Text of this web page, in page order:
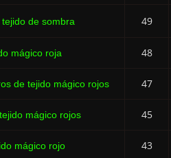
de sombra 49
mágico roja 48
de tejido mágico rojos 47
mágico rojos 45
mágico rojo 43